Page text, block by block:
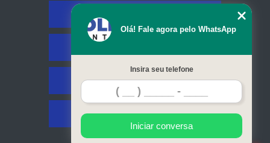
Contato
Mapa do site
Olá! Fale agora pelo WhatsApp
Insira seu telefone
Iniciar conversa